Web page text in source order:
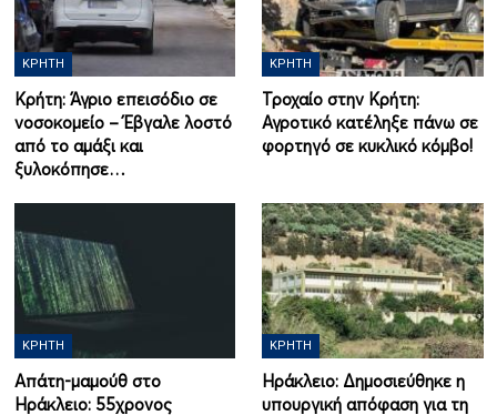
ΚΡΉΤΗ
Κρήτη: Άγριο επεισόδιο σε
νοσοκομείο – Έβγαλε λοστό
από το αμάξι και
ξυλοκόπησε…
ΚΡΉΤΗ
Τροχαίο στην Κρήτη:
Αγροτικό κατέληξε πάνω σε
φορτηγό σε κυκλικό κόμβο!
ΚΡΉΤΗ
Απάτη-μαμούθ στο
Ηράκλειο: 55χρονος
ΚΡΉΤΗ
Ηράκλειο: Δημοσιεύθηκε η
υπουργική απόφαση για τη